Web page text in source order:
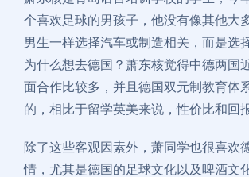
个喜欢足球的男孩子，他没有像其他大
男生一样选择汽车或制造相关，而是选
为什么想去德国？萧东核觉得中德两国
面合作比较多，并且德国双元制教育体
的，相比于留学英美来说，性价比和回
除了这些客观因素外，萧同学也很喜欢
情，尤其是德国的足球文化以及啤酒文